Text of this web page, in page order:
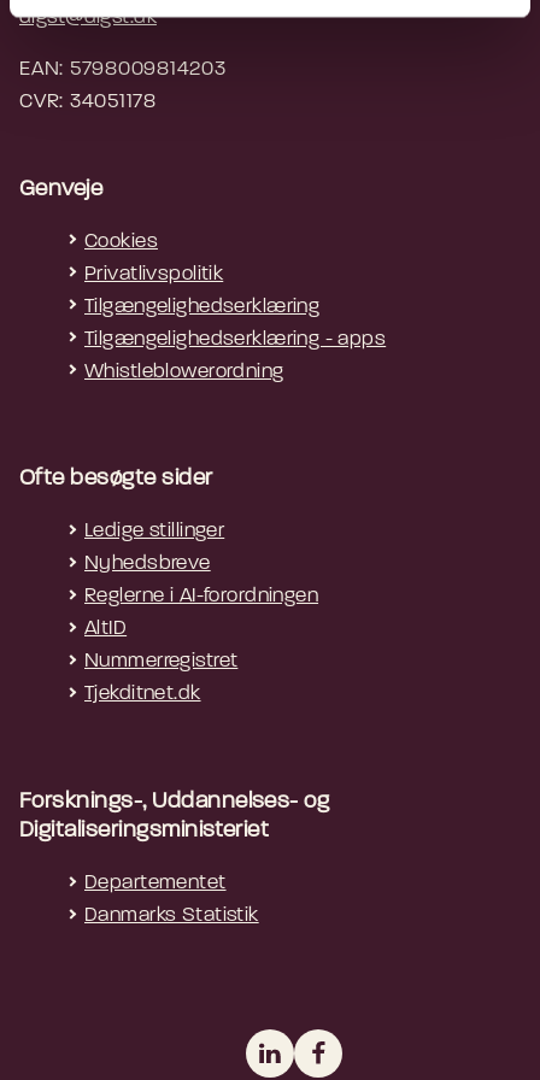
digst@digst.dk
EAN: 5798009814203
CVR: 34051178
Genveje
Cookies
Privatlivspolitik
Tilgængelighedserklæring
Tilgængelighedserklæring - apps
Whistleblowerordning
Ofte besøgte sider
Ledige stillinger
Nyhedsbreve
Reglerne i AI-forordningen
AltID
Nummerregistret
Tjekditnet.dk
Forsknings-, Uddannelses- og
Digitaliseringsministeriet
Departementet
Danmarks Statistik
LinkedInFacebook